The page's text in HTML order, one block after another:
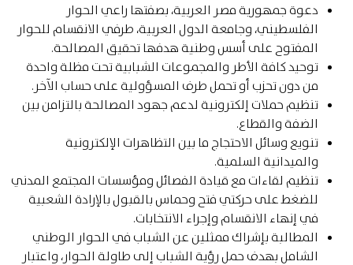
دعوة جمهورية مصر العربية، بصفتها راعي الحوار
الفلسطيني، وجامعة الدول العربية، طرفي الانقسام للحوار
المفتوح على أسس وطنية هدفها تحقيق المصالحة.
توحيد كافة الأطر والمجموعات الشبابية تحت مظلة واحدة
من دون تحزب أو تحمل طرف المسؤولية على حساب الآخر.
تنظيم حملات إلكترونية لدعم جهود المصالحة بالتزامن بين
الضفة والقطاع.
تنويع وسائل الاحتجاج ما بين التظاهرات الإلكترونية
والميدانية السلمية.
تنظيم لقاءات مع قيادة الفصائل ومؤسسات المجتمع المدني
للضغط على حركتي فتح وحماس بالقبول بالإرادة الشعبية
في إنهاء الانقسام وإجراء الانتخابات.
المطالبة بإشراك ممثلين عن الشباب في الحوار الوطني
الشامل بهدف حمل رؤية الشباب إلى طاولة الحوار، واعتبار